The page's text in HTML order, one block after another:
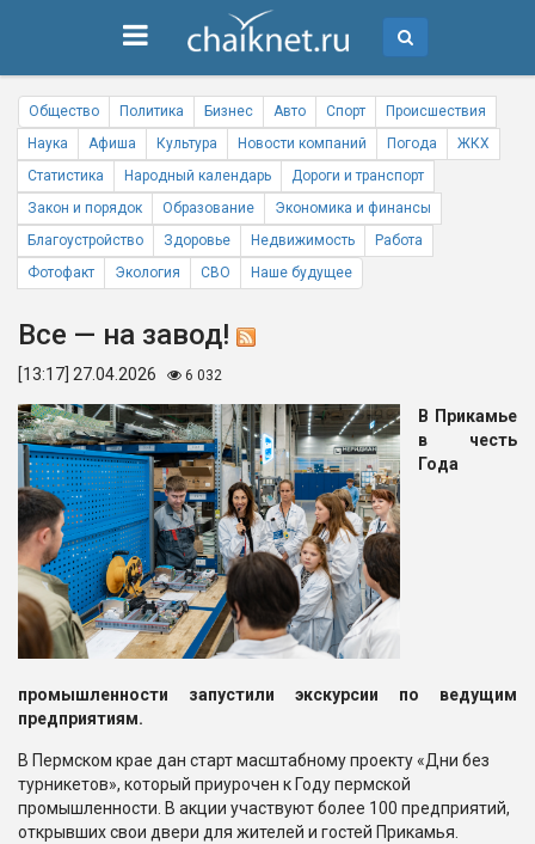
Общество Политика Бизнес Авто Спорт
Происшествия
Наука
Афиша Культура Новости компаний Погода
ЖКХ
Статистика
Народный календарь
Дороги и транспорт
Закон и порядок
Образование
Экономика и финансы
Благоустройство
Здоровье Недвижимость
Работа
Фотофакт
Экология СВО Наше будущее
Все — на завод!
[13:17] 27.04.2026 6 032
В Прикамье
в честь
Года
промышленности запустили экскурсии по ведущим
предприятиям.
В Пермском крае дан старт масштабному проекту «Дни без
турникетов», который приурочен к Году пермской
промышленности. В акции участвуют более 100 предприятий,
открывших свои двери для жителей и гостей Прикамья.